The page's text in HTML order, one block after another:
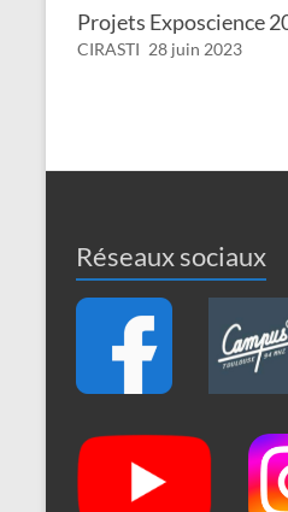
Projets Exposcience
CIRASTI 28 juin 2023
Réseaux sociaux